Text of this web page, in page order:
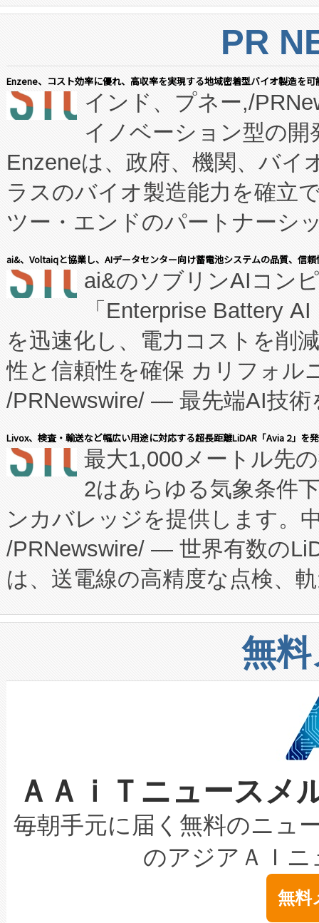
PR
Enzene、コスト効率に優れ、高収率を実現する地域密着型バイオ製造を
インド、プネー,/
イノベーション型の
Enzeneは、政府、機関、バイ
ラスのバイオ製造能力を確立
ツー・エンドのパートナーシ
表しました。 同社の実績ある
manufacturing™ (FCCM™) プ
たNeXは、バイオ医薬品製造
従来のフェッドバッチ施設の
に、患者やサプライチェーン
キー方式で拡張性が高く、持
す。FCCM‑を活用した現地生
患者にとっての費用負担を大
のアクセスを大幅に拡大する
Fully-Connected Continuous
プログラムには、施設設計・
に関する技術移転および知的
構造化トレーニングカリキュ
上げおよび商用化段階におけ
設備整備および立ち上げ調整
加組織は、Enzeneのバイオ
選定された製品について、自
取得できる可能性もあります
設には、3億～4億ドルかか
最高経営責任者（CEO）であ
す。「当社のfully-connected
ームを利用すれば、6,000万
きます。この効率性は、フェ
ai&、Voltaiqと協業し、AIデータセンター向け蓄電池システムの品質、信
ai&のソブリンAIコン
「Enterprise Battery
を迅速化し、電力コストを削
性と信頼性を確保 カリフォル
/PRNewswire/ — 最先端AI技術
会社エーアイ・アンド：本社
President原信平）と、エンタ
ードするVoltaiqは、日本にあ
ーエネルギー貯蔵システム（
た。 Voltaiq独自のAI搭載プラ
定、統合、導入、運用に至る
安全性を追跡し、確保する事
増加しているデータセンター
る電力網に大きな負担をかけ
事業者の負担軽減という課題
系統連系を迅速にし、ピーク
限を超えて利用可能な電力容
持できるよう貢献します。こ
ービスレベル契約（SLA）違
テリー性能の劣化によるダウ
念は、現在データセンターが
ます。 Voltaiq provides a
Livox、検査・輸送など幅広い用途に対応する超長距離LiDAR「Avia 2」を
最大1,000メートル先
2はあらゆる気象条件
ンカバレッジを提供します。
/PRNewswire/ — 世界有数の
は、送電線の高精度な点検、
や穀物倉庫におけるバルク材
リューション「Avia 2」を発
したAvia 2は、1,000メート
狭視野のFOVを切り替えるこ
ケーブル、枝などの細かな対
なレーザースポットにより、
な環境下でも豊かなディテー
キロメートル範囲を検出
LiDAR for Inspections,
は1535 nmレーザーを搭載。
イズの小径化を実現すること
無
ＡＡｉＴニュース
毎朝手元に届く無料のニュ
のアジアＡＩ
無料